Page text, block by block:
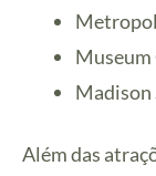
Museum
Madison
Além das